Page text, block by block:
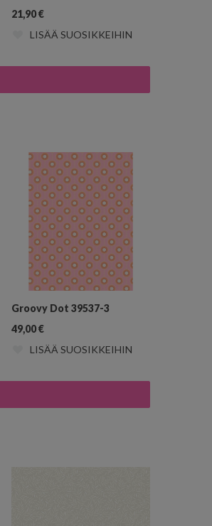
21,90€
LISÄÄ SUOSIKKEIHIN
Groovy Dot 39537-3
49,00€
LISÄÄ SUOSIKKEIHIN